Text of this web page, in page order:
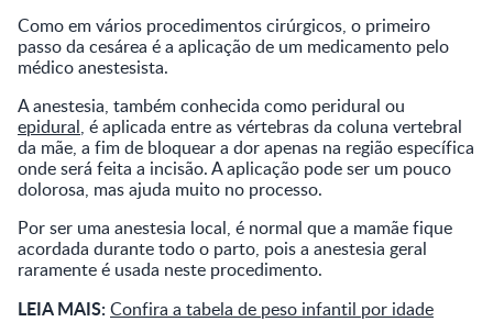
Como em vários procedimentos cirúrgicos, o primeiro
passo da cesárea é a aplicação de um medicamento pelo
médico anestesista.
A anestesia, também conhecida como peridural ou
epidural, é aplicada entre as vértebras da coluna vertebral
da mãe, a fim de bloquear a dor apenas na região específica
onde será feita a incisão. A aplicação pode ser um pouco
dolorosa, mas ajuda muito no processo.
Por ser uma anestesia local, é normal que a mamãe fique
acordada durante todo o parto, pois a anestesia geral
raramente é usada neste procedimento.
LEIA MAIS:Confira a tabela de peso infantil por idade